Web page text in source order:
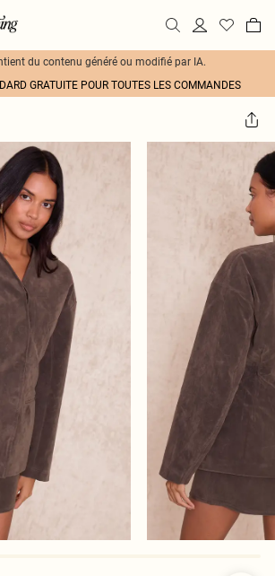
du contenu généré ou modifié par IA.
GRATUITE POUR TOUTES LES COMMANDES